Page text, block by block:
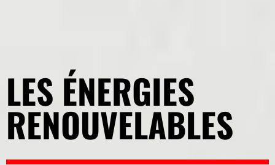
LES ÉNERGIES
RENOUVELABLES